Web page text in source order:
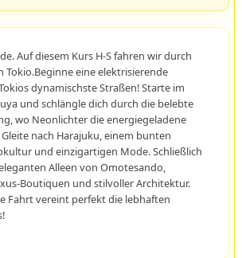
Auf diesem Kurs H-S fahren wir durch
Tokio.Beginne eine elektrisierende
dynamischste Straßen! Starte im
und schlängle dich durch die belebte
wo Neonlichter die energiegeladene
nach Harajuku, einem bunten
und einzigartigen Mode. Schließlich
Alleen von Omotesando,
Boutiquen und stilvoller Architektur.
Fahrt vereint perfekt die lebhaften